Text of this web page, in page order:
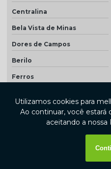
Centralina
Bela Vista de Minas
Dores de Campos
Berilo
Ferros
Arceburgo